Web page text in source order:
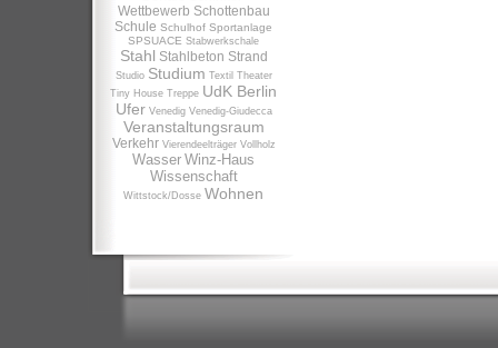
Wettbewerb Schottenbau
Schule Schulhof Sportanlage
SPSUACE Stabwerkschale
Stahl Stahlbeton Strand
Studio Studium Textil Theater
Tiny House Treppe UdK Berlin
Ufer Venedig Venedig-Giudecca
Veranstaltungsraum
Verkehr Vierendeelträger Vollholz
Wasser Winz-Haus
Wissenschaft
Wittstock/Dosse Wohnen